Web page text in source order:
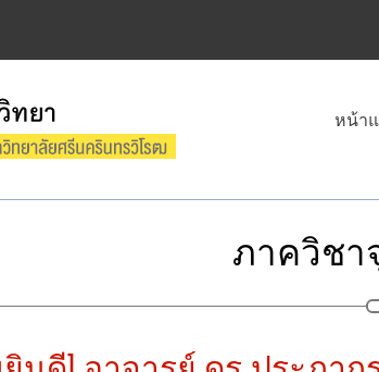
หน้า
ภาควิชา